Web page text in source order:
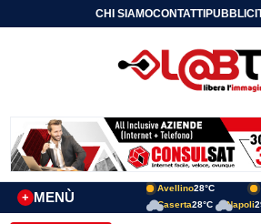
CHI SIAMOCONTATTI
MENÙ
+
Avellino28°C
Caserta28°C Napoli